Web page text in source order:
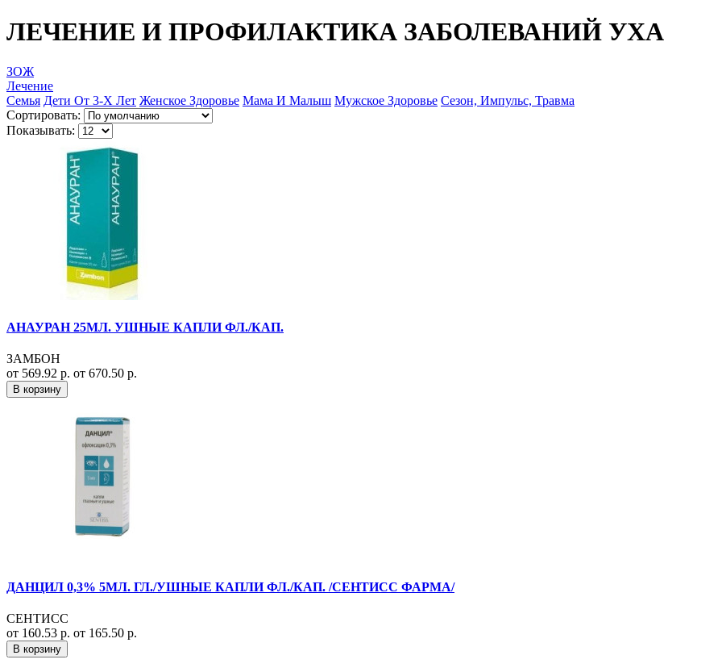
ЛЕЧЕНИЕ И ПРОФИЛАКТИКА ЗАБОЛЕВАНИЙ УХА
ЗОЖ
Лечение
Семья Дети От 3-Х Лет Женское Здоровье Мама И Малыш Мужское Здоровье Сезон, Импульс, Травма
Сортировать:
Показывать:
АНАУРАН 25МЛ. УШНЫЕ КАПЛИ ФЛ./КАП.
ЗАМБОН
от 569.92 р. от 670.50 р.
В корзину
ДАНЦИЛ 0,3% 5МЛ. ГЛ./УШНЫЕ КАПЛИ ФЛ./КАП. /СЕНТИСС ФАРМА/
СЕНТИСС
от 160.53 р. от 165.50 р.
В корзину